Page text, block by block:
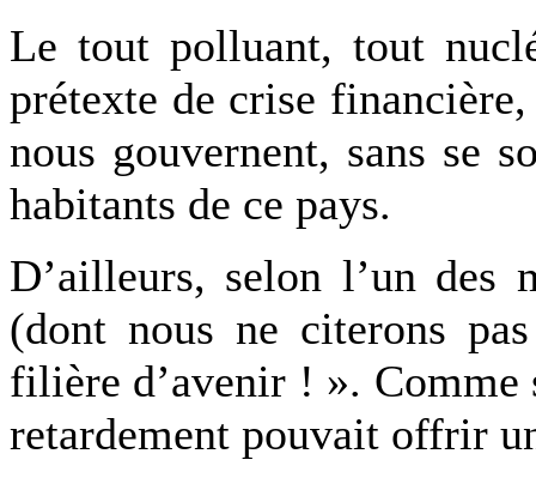
Le tout polluant, tout
prétexte de crise
nous gouvernent, sans se
habitants de ce pays.
D’ailleurs, selon l’un des
(dont nous ne citerons
filière d’avenir ! ».
retardement pouvait offrir